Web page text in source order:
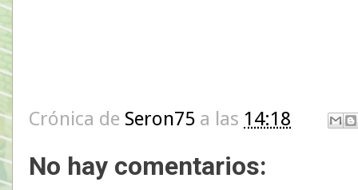
Crónica de Seron75 a las 14:18
No hay comentarios: